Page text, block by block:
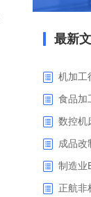
最新
正航非